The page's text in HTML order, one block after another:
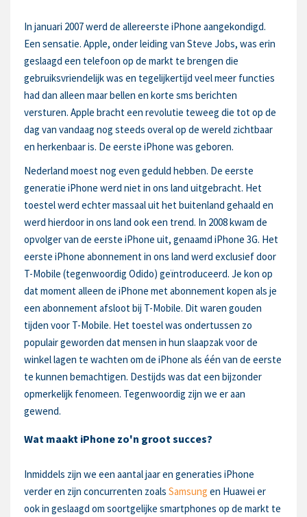
In januari 2007 werd de allereerste iPhone aangekondigd.
Een sensatie. Apple, onder leiding van Steve Jobs, was erin
geslaagd een telefoon op de markt te brengen die
gebruiksvriendelijk was en tegelijkertijd veel meer functies
had dan alleen maar bellen en korte sms berichten
versturen. Apple bracht een revolutie teweeg die tot op de
dag van vandaag nog steeds overal op de wereld zichtbaar
en herkenbaar is. De eerste iPhone was geboren.
Nederland moest nog even geduld hebben. De eerste
generatie iPhone werd niet in ons land uitgebracht. Het
toestel werd echter massaal uit het buitenland gehaald en
werd hierdoor in ons land ook een trend. In 2008 kwam de
opvolger van de eerste iPhone uit, genaamd iPhone 3G. Het
eerste iPhone abonnement in ons land werd exclusief door
T-Mobile (tegenwoordig Odido) geïntroduceerd. Je kon op
dat moment alleen de iPhone met abonnement kopen als je
een abonnement afsloot bij T-Mobile. Dit waren gouden
tijden voor T-Mobile. Het toestel was ondertussen zo
populair geworden dat mensen in hun slaapzak voor de
winkel lagen te wachten om de iPhone als één van de eerste
te kunnen bemachtigen. Destijds was dat een bijzonder
opmerkelijk fenomeen. Tegenwoordig zijn we er aan
gewend.
Wat maakt iPhone zo'n groot succes?
Inmiddels zijn we een aantal jaar en generaties iPhone
verder en zijn concurrenten zoals Samsung en Huawei er
ook in geslaagd om soortgelijke smartphones op de markt te